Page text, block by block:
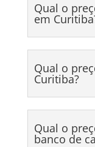
Qual o
em
Qual o
Curitiba?
Qual o
banco de